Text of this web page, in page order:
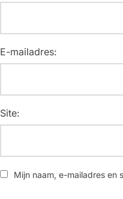
E-mailadres:
Site:
Mijn naam, e-mailadres en